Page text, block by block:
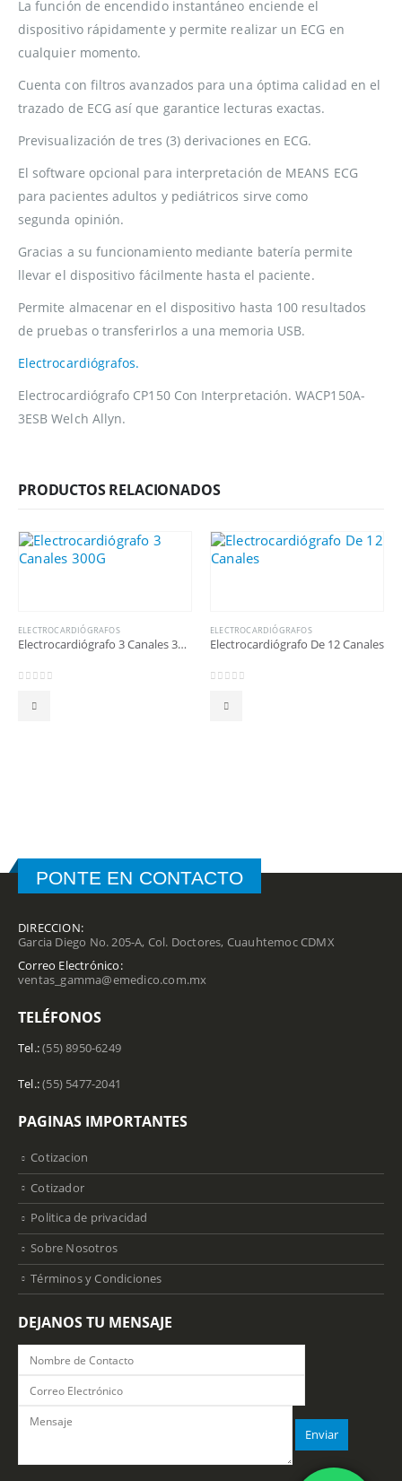
La función de encendido instantáneo enciende el
dispositivo rápidamente y permite realizar un ECG en
cualquier momento.
Cuenta con filtros avanzados para una óptima calidad en el
trazado de ECG así que garantice lecturas exactas.
Previsualización de tres (3) derivaciones en ECG.
El software opcional para interpretación de MEANS ECG
para pacientes adultos y pediátricos sirve como
segunda opinión.
Gracias a su funcionamiento mediante batería permite
llevar el dispositivo fácilmente hasta el paciente.
Permite almacenar en el dispositivo hasta 100 resultados
de pruebas o transferirlos a una memoria USB.
Electrocardiógrafos.
Electrocardiógrafo CP150 Con Interpretación. WACP150A-
3ESB Welch Allyn.
PRODUCTOS RELACIONADOS
ELECTROCARDIÓGRAFOS
Electrocardiógrafo 3 Canales 300G
ELECTROCARDIÓGRAFOS
Electrocardiógrafo De 12 Canales
PONTE EN CONTACTO
DIRECCION:
Garcia Diego No. 205-A, Col. Doctores, Cuauhtemoc CDMX
Correo Electrónico:
ventas_gamma@emedico.com.mx
TELÉFONOS
Tel.:(55) 8950-6249
Tel.:(55) 5477-2041
PAGINAS IMPORTANTES
Cotizacion
Cotizador
Politica de privacidad
Sobre Nosotros
Términos y Condiciones
DEJANOS TU MENSAJE